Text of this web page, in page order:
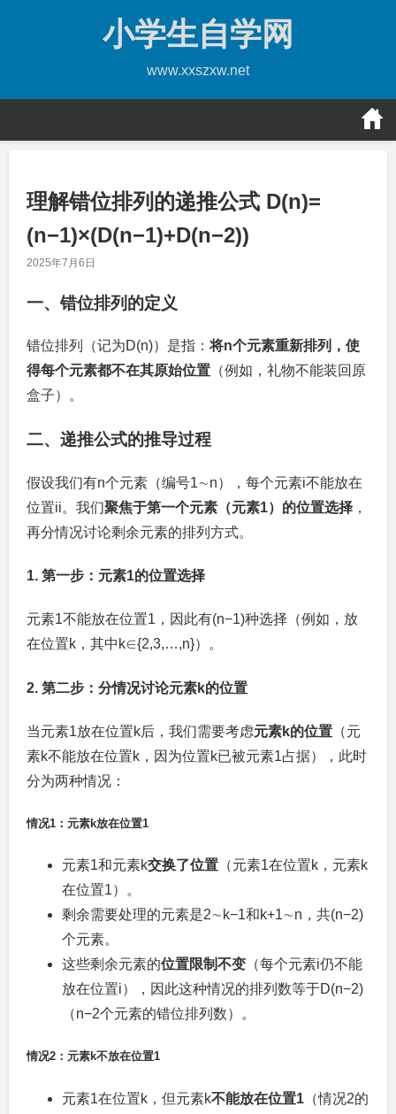
小学生自学网
www.xxszxw.net
理解错位排列的递推公式 D(n)=
(n−1)×(D(n−1)+D(n−2))
2025年7月6日
一、错位排列的定义
错位排列（记为D(n)）是指：将n个元素重新排列，使
得每个元素都不在其原始位置 （例如，礼物不能装回原
盒子）。
二、递推公式的推导过程
假设我们有n个元素（编号1∼n），每个元素i不能放在
位置ii。我们聚焦于第一个元素（元素1）的位置选择 ，
再分情况讨论剩余元素的排列方式。
1. 第一步：元素1的位置选择
元素1不能放在位置1 ，因此有(n−1)种选择（例如，放
在位置k ，其中 k∈{2,3,…,n}）。
2. 第二步：分情况讨论元素k的位置
当元素1放在位置k后，我们需要考虑元素k的位置 （元
素k不能放在位置k ，因为位置k已被元素1占据），此时
分为两种情况：
情况1：元素k放在位置1
元素1和元素k交换了位置 （元素1在位置k ，元素k
在位置1）。
剩余需要处理的元素是2∼k−1和k+1∼n ，共(n−2)
个元素。
这些剩余元素的位置限制不变 （每个元素i仍不能
放在位置i），因此这种情况的排列数等于D(n−2)
（n−2个元素的错位排列数）。
情况2：元素k不放在位置1
元素1在位置k ，但元素k不能放在位置1 （情况2的